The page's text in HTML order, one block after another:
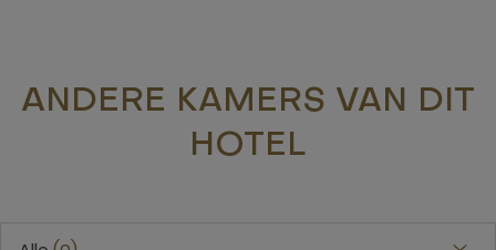
ANDERE KAMERS VAN DIT
HOTEL